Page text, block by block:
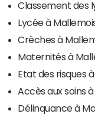
Classement des
Lycée à
Crèches à
Maternités à
Etat des risques
Accès aux soins
Délinquance à